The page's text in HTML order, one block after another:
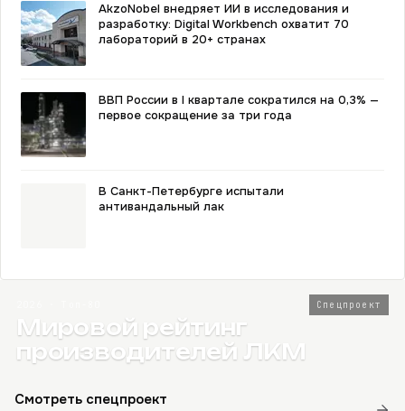
AkzoNobel внедряет ИИ в исследования и
разработку: Digital Workbench охватит 70
лабораторий в 20+ странах
ВВП России в I квартале сократился на 0,3% —
первое сокращение за три года
В Санкт-Петербурге испытали
антивандальный лак
Спецпроект
Мировой рейтинг
производителей ЛКМ
Смотреть спецпроект